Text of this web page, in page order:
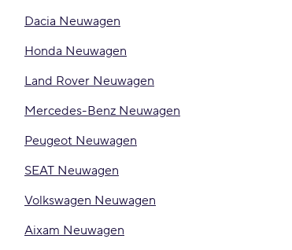
Dacia Neuwagen
Honda Neuwagen
Land Rover Neuwagen
Mercedes-Benz Neuwagen
Peugeot Neuwagen
SEAT Neuwagen
Volkswagen Neuwagen
Aixam Neuwagen